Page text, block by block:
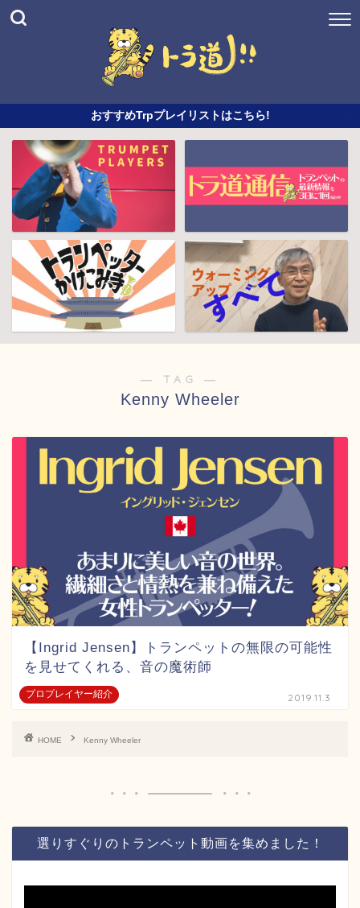
おすすめTrpプレイリストはこちら!
― TAG ―
Kenny Wheeler
プロプレイヤー紹介
【Ingrid Jensen】トランペットの無限の可能性
を見せてくれる、音の魔術師
2019.11.3
HOME Kenny Wheeler
選りすぐりのトランペット動画を集めました！